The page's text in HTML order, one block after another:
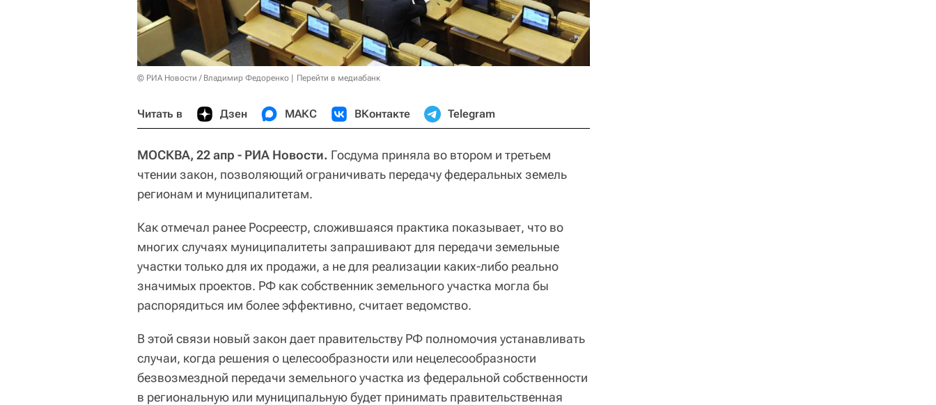
© РИА Новости / Владимир Федоренко Перейти в медиабанк
Читать в Дзен МАКС ВКонтакте Telegram
МОСКВА, 22 апр - РИА Новости. Госдума приняла во втором и третьем
чтении закон, позволяющий ограничивать передачу федеральных земель
регионам и муниципалитетам.
Как отмечал ранее Росреестр, сложившаяся практика показывает, что во
многих случаях муниципалитеты запрашивают для передачи земельные
участки только для их продажи, а не для реализации каких-либо реально
значимых проектов. РФ как собственник земельного участка могла бы
распорядиться им более эффективно, считает ведомство.
В этой связи новый закон дает правительству РФ полномочия устанавливать
случаи, когда решения о целесообразности или нецелесообразности
безвозмездной передачи земельного участка из федеральной собственности
в региональную или муниципальную будет принимать правительственная